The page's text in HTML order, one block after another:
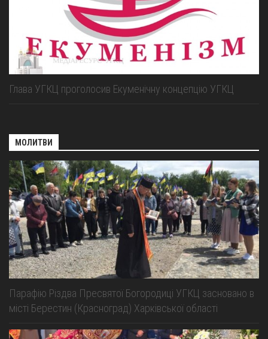
Глава УГКЦ проголосив Екуменічну концепцію УГКЦ
МОЛИТВИ
Парафію Різдва Пресвятої Богородиці УГКЦ засновано в
місті Берестин (Красноград) Харківської області